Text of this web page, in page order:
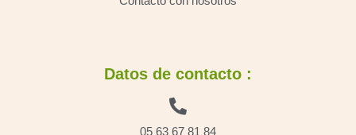
Datos de contacto :
05 63 67 81 84